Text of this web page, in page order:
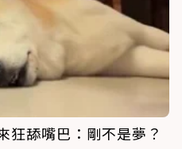
狂舔嘴巴：剛不是夢？